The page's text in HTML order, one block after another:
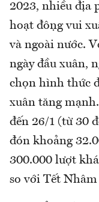
2023, nhiều địa
hoạt động vui
và ngoài nước.
ngày đầu xuân,
chọn hình thức
xuân tăng
đến 26/1 (từ 30
đón khoảng
300.000 lượt
so với Tết